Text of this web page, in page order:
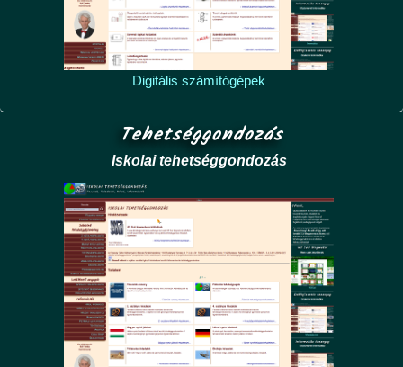
Digitális számítógépek
Tehetséggondozás
Iskolai tehetséggondozás